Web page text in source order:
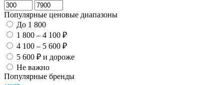
Популярные ценовые диапазоны
До 1 800
1 800 – 4 100 ₽
4 100 – 5 600 ₽
5 600 ₽ и дороже
Не важно
Популярные бренды